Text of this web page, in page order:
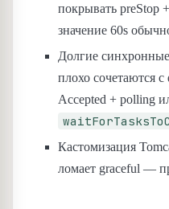
покрывать preStop
значение 60s
Долгие
плохо сочетаются
Accepted + polling
Кастомизация
ломает graceful —